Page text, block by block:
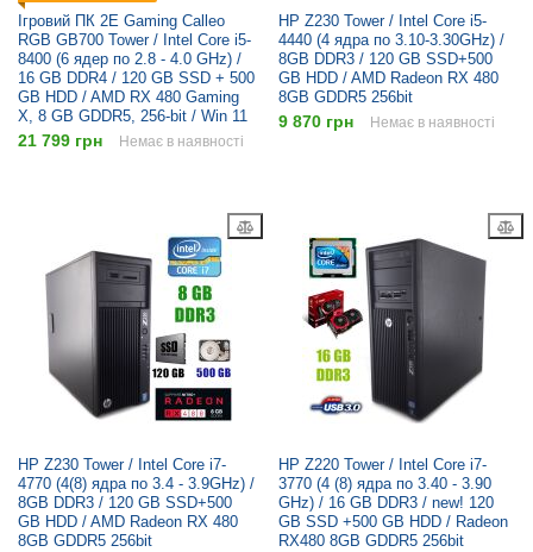
Ігровий ПК 2E Gaming Calleo
RGB GB700 Tower / Intel Core i5-
8400 (6 ядер по 2.8 - 4.0 GHz) /
16 GB DDR4 / 120 GB SSD + 500
GB HDD / AMD RX 480 Gaming
X, 8 GB GDDR5, 256-bit / Win 11
21 799 грн Немає в наявності
HP Z230 Tower / Intel Core i5-
4440 (4 ядра по 3.10-3.30GHz) /
8GB DDR3 / 120 GB SSD+500
GB HDD / AMD Radeon RX 480
8GB GDDR5 256bit
9 870 грн Немає в наявності
HP Z230 Tower / Intel Core i7-
4770 (4(8) ядра по 3.4 - 3.9GHz) /
8GB DDR3 / 120 GB SSD+500
GB HDD / AMD Radeon RX 480
8GB GDDR5 256bit
HP Z220 Tower / Intel Core i7-
3770 (4 (8) ядра по 3.40 - 3.90
GHz) / 16 GB DDR3 / new! 120
GB SSD +500 GB HDD / Radeon
RX480 8GB GDDR5 256bit